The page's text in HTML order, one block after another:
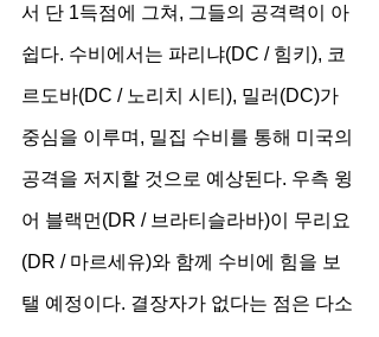
서 단 1득점에 그쳐, 그들의 공격력이 아
쉽다. 수비에서는 파리냐(DC / 힘키), 코
르도바(DC / 노리치 시티), 밀러(DC)가
중심을 이루며, 밀집 수비를 통해 미국의
공격을 저지할 것으로 예상된다. 우측 윙
어 블랙먼(DR / 브라티슬라바)이 무리요
(DR / 마르세유)와 함께 수비에 힘을 보
탤 예정이다. 결장자가 없다는 점은 다소